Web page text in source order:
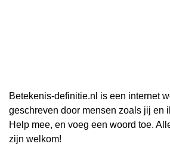
Betekenis-definitie.nl is een internet
geschreven door mensen zoals jij en
Help mee, en voeg een woord toe.
zijn welkom!